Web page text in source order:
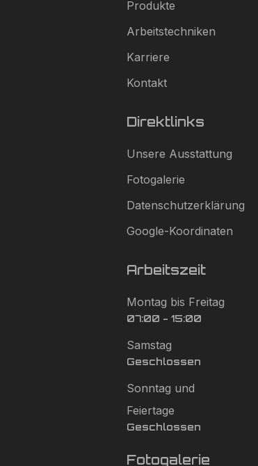
Produkte
Arbeitstechniken
Karriere
Kontakt
Direktlinks
Unsere Ausstattung
Fotogalerie
Datenschutzerklärung
Google-Koordinaten
Arbeitszeit
Montag bis Freitag
07:00 - 15:00
Samstag
Geschlossen
Sonntag und
Feiertage
Geschlossen
Fotogalerie